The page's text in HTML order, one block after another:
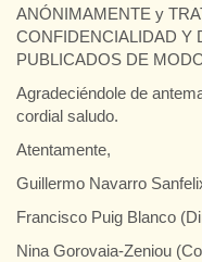
ANÓNIMAMENTE y
CONFIDENCIALIDAD Y
PUBLICADOS DE
Agradeciéndole de
cordial saludo.
Atentamente,
Guillermo Navarro
Francisco Puig Blanco
Nina Gorovaia-Zeniou